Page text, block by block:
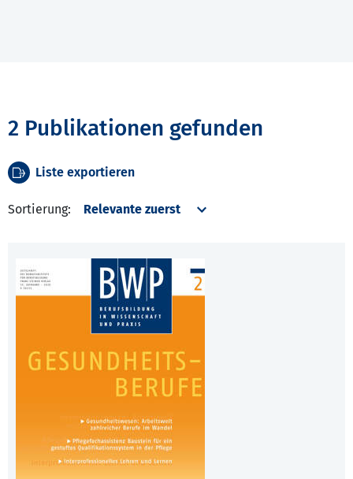
2 Publikationen gefunden
Liste exportieren
Sortierung: